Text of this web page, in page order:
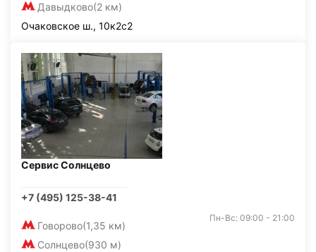
Давыдково(2 км)
Очаковское ш., 10к2с2
Сервис Солнцево
+7 (495) 125-38-41
Говорово(1,35 км)
Солнцево(930 м)
Пн-Вс: 09:00 - 21:00